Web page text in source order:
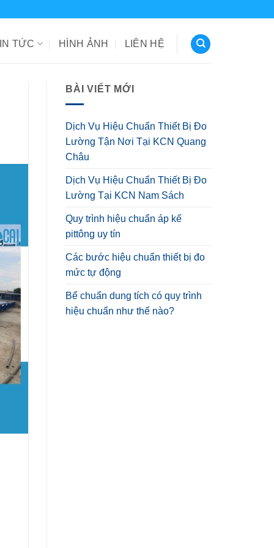
TỨC HÌNH ẢNH LIÊN HỆ
BÀI VIẾT MỚI
Dịch Vụ Hiệu Chuẩn Thiết Bị Đo
Lường Tận Nơi Tại KCN Quang
Châu
Dịch Vụ Hiệu Chuẩn Thiết Bị Đo
Lường Tại KCN Nam Sách
Quy trình hiệu chuẩn áp kế
pittông uy tín
Các bước hiệu chuẩn thiết bị đo
mức tự động
Bể chuẩn dung tích có quy trình
hiệu chuẩn như thế nào?